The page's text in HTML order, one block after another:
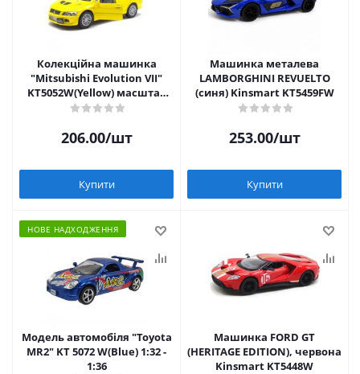
Колекційна машинка
"Mitsubishi Evolution VII"
KT5052W(Yellow) масштаб
1:42
206.00/шт
Купити
Машинка металева
LAMBORGHINI REVUELTO
(синя) Kinsmart KT5459FW
253.00/шт
Купити
НОВЕ НАДХОДЖЕННЯ
Модель автомобіля "Toyota
MR2" KT 5072 W(Blue) 1:32 -
1:36
Машинка FORD GT
(HERITAGE EDITION), червона
Kinsmart KT5448W